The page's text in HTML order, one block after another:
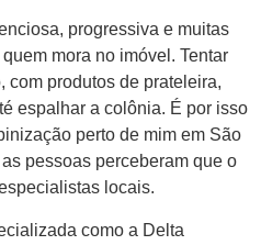
progressiva e muitas
mora no imóvel. Tentar
com produtos de prateleira,
espalhar a colônia. É por isso
perto de mim em São
pessoas perceberam que o
locais.
como a Delta